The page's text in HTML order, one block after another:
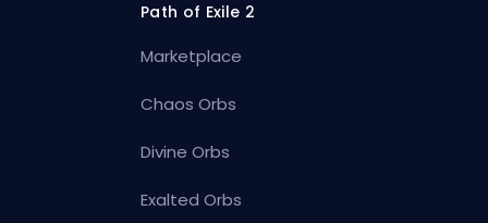
Path of Exile 2
Marketplace
Chaos Orbs
Divine Orbs
Exalted Orbs